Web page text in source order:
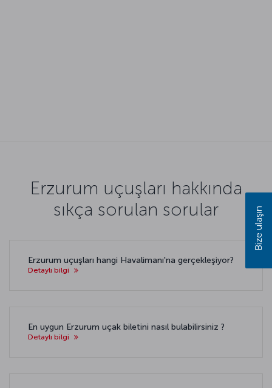
Erzurum uçuşları hakkında
sıkça sorulan sorular
Erzurum uçuşları hangi Havalimanı'na gerçekleşiyor?
Detaylı bilgi
En uygun Erzurum uçak biletini nasıl bulabilirsiniz ?
Detaylı bilgi
Bize ulaşın